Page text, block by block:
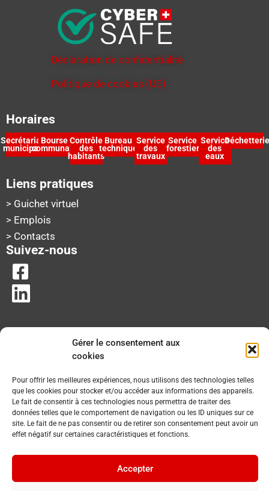
Gérer le consentement aux
cookies
Pour offrir les meilleures expériences, nous utilisons des technologies telles
que les cookies pour stocker et/ou accéder aux informations des appareils.
Le fait de consentir à ces technologies nous permettra de traiter des
données telles que le comportement de navigation ou les ID uniques sur ce
site. Le fait de ne pas consentir ou de retirer son consentement peut avoir un
effet négatif sur certaines caractéristiques et fonctions.
Accepter
Déclaration de confidentialité
Politique de cookies (UE)
Horaires
Secrétariat
municipal
Bourse
communale
Contrôle
des
habitants
Bureau
technique
Service
des
travaux
Service
forestier
Service
des
eaux
Déchetterie
Liens pratiques
> Guichet virtuel
> Emplois
> Contacts
Suivez-nous